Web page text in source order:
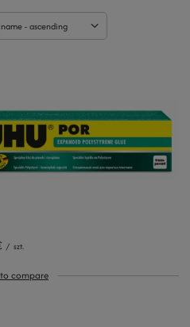
- ascending
/ szt.
compare